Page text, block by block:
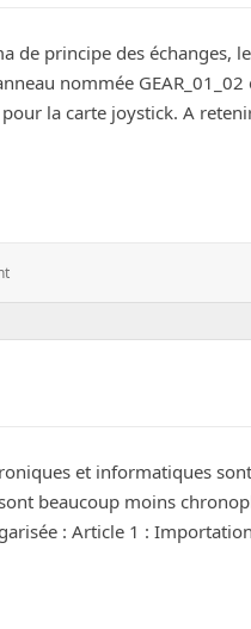
de principe des échanges,
nommée
la carte joystick. A
partie 2)
: DCS
:
et informatiques
beaucoup moins
: Article 1 :